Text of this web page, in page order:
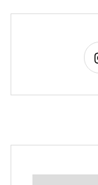
Catégories